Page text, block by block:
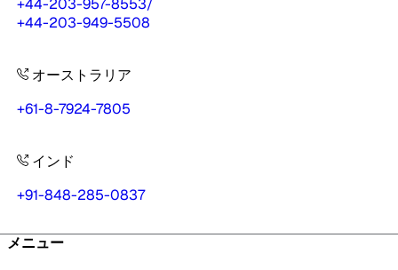
+44-203-957-8553/
+44-203-949-5508
オーストラリア
+61-8-7924-7805
インド
+91-848-285-0837
メニュー